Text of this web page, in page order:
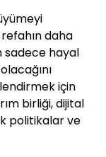
daha
sadece hayal
için
birliği, dijital
politikalar ve